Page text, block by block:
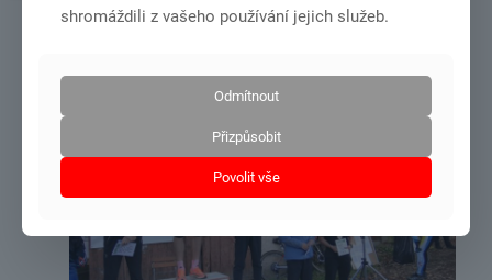
31.10.2021
shromáždili z vašeho používání jejich služeb.
Odmítnout
Přizpůsobit
Povolit vše